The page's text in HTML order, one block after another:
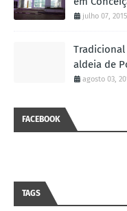
julho 07, 2015
aldeia de
agosto 03,
FACEBOOK
TAGS